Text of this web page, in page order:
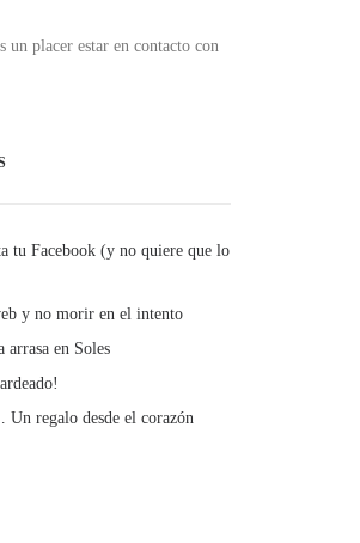
un placer estar en contacto con
tu Facebook (y no quiere que lo
y no morir en el intento
arrasa en Soles
regalo desde el corazón